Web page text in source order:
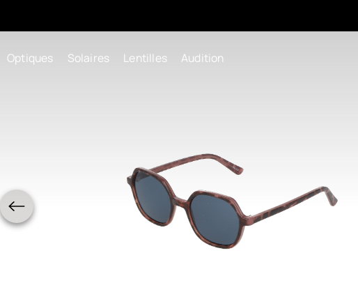
Optiques Solaires Lentilles Audition